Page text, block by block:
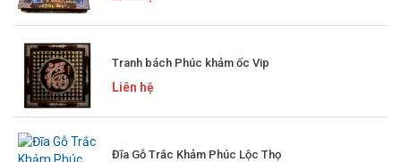
Tranh bách Phúc khảm ốc Vip
Liên hệ
Đĩa Gỗ Trắc Khảm Phúc Lộc Thọ